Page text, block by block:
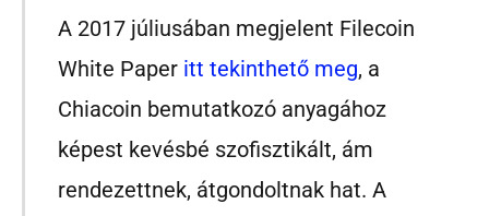
A 2017 júliusában megjelent Filecoin
White Paper itt tekinthető meg, a
Chiacoin bemutatkozó anyagához
képest kevésbé szofisztikált, ám
rendezettnek, átgondoltnak hat. A